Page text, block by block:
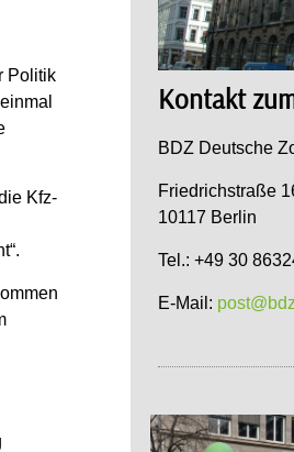
Politik
Kfz-
Kontakt
BDZ Deutsche
Friedrichstraße
10117 Berlin
Tel.: +49 30
E-Mail: